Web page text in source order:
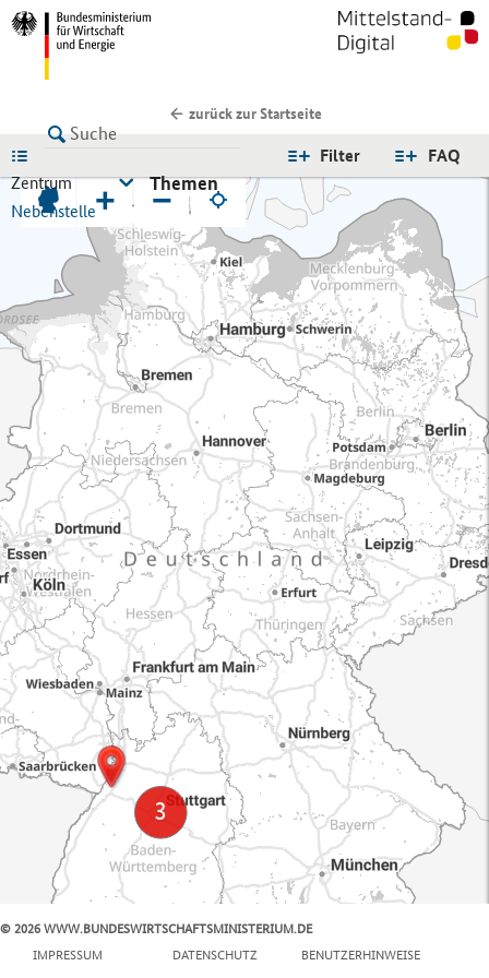
zurück zur Startseite
FAQ
Filter
Zentrum
Nebenstelle
Themen
+ −
© 2026 WWW.BUNDESWIRTSCHAFTSMINISTERIUM.DE
IMPRESSUM
DATENSCHUTZ BENUTZERHINWEISE